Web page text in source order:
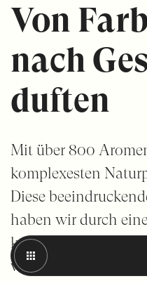
Von
nach
duften
Mit über 800
komplexesten
Diese
haben wir durch
kräftigen, fröhlichen
visuelle Identität